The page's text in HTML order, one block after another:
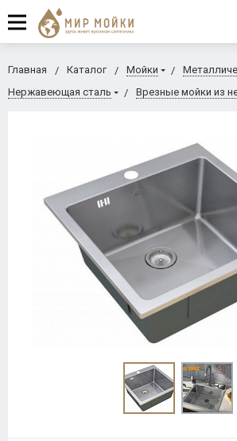
Главная Каталог Мойки
Нержавеющая сталь
Врезные мойки из